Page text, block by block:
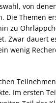
von
Die Themen
zu
Zwar dauert
wenig
Im ersten